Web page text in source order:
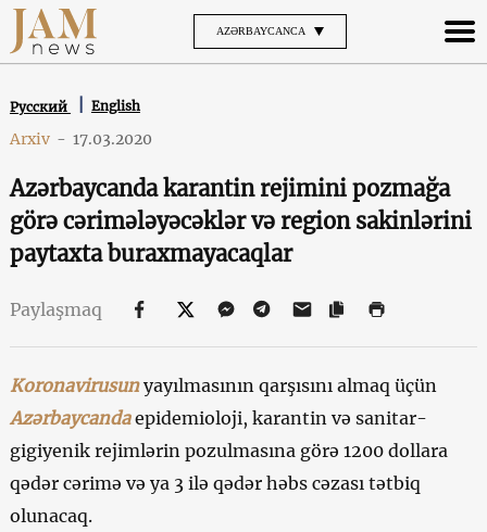
AZƏRBAYCANCA
Русский English
Arxiv - 17.03.2020
Azərbaycanda karantin rejimini pozmağa
görə cərimələyəcəklər və region sakinlərini
paytaxta buraxmayacaqlar
Paylaşmaq
Koronavirusunyayılmasının qarşısını almaq üçün
Azərbaycanda epidemioloji, karantin və sanitar-
gigiyenik rejimlərin pozulmasına görə 1200 dollara
qədər cərimə və ya 3 ilə qədər həbs cəzası tətbiq
olunacaq.